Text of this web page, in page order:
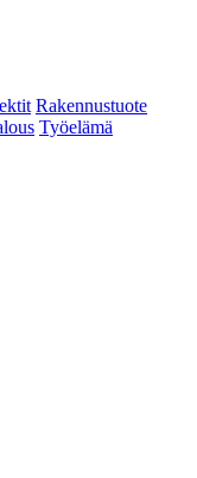
Rakennustuote
Työelämä